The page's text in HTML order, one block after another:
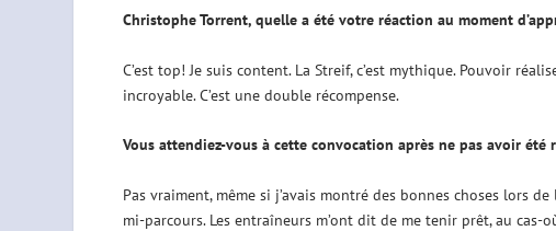
Christophe Torrent, quelle a été votre réaction au moment
C’est top! Je suis content. La Streif, c’est mythique. Pouvoir
incroyable. C’est une double récompense.
Vous attendiez-vous à cette convocation après ne pas avoir été
Pas vraiment, même si j’avais montré des bonnes choses lors
mi-parcours. Les entraîneurs m’ont dit de me tenir prêt, au cas-